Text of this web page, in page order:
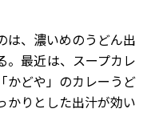
、濃いめのうどん出
。最近は、スープカレ
かどや」のカレーうど
かりとした出汁が効い